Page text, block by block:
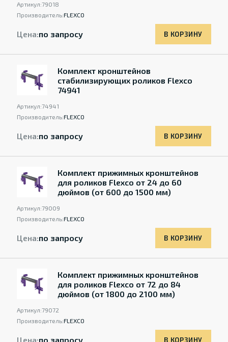
Артикул:79018
Производитель:FLEXCO
Цена:по запросу В КОРЗИНУ
Комплект кронштейнов
стабилизирующих роликов Flexco
74941
Артикул:74941
Производитель:FLEXCO
Цена:по запросу В КОРЗИНУ
Комплект прижимных кронштейнов
для роликов Flexco от 24 до 60
дюймов (от 600 до 1500 мм)
Артикул:79009
Производитель:FLEXCO
Цена:по запросу В КОРЗИНУ
Комплект прижимных кронштейнов
для роликов Flexco от 72 до 84
дюймов (от 1800 до 2100 мм)
Артикул:79072
Производитель:FLEXCO
Цена:по запросу В КОРЗИНУ